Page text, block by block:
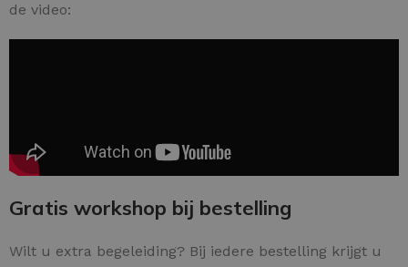
de video:
Gratis workshop bij bestelling
Wilt u extra begeleiding? Bij iedere bestelling krijgt u